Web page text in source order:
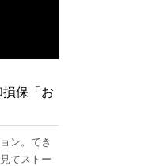
保「お
ン。でき
てストー